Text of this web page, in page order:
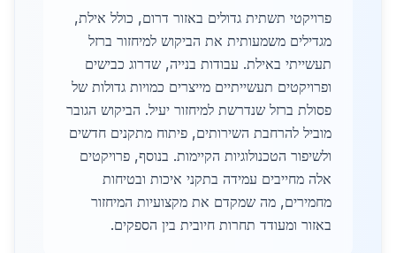
פרויקטי תשתית גדולים באזור דרום, כולל אילת,
מגדילים משמעותית את הביקוש למיחזור ברזל
תעשייתי באילת. עבודות בנייה, שדרוג כבישים
ופרויקטים תעשייתיים מייצרים כמויות גדולות של
פסולת ברזל שנדרשת למיחזור יעיל. הביקוש הגובר
מוביל להרחבת השירותים, פיתוח מתקנים חדשים
ולשיפור הטכנולוגיות הקיימות. בנוסף, פרויקטים
אלה מחייבים עמידה בתקני איכות ובטיחות
מחמירים, מה שמקדם את מקצועיות המיחזור
באזור ומעודד תחרות חיובית בין הספקים.